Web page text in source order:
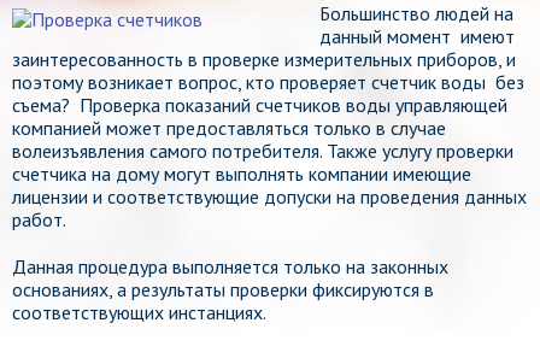
Большинство людей на
данный момент имеют
заинтересованность в проверке измерительных приборов, и
поэтому возникает вопрос, кто проверяет счетчик воды без
съема? Проверка показаний счетчиков воды управляющей
компанией может предоставляться только в случае
волеизъявления самого потребителя. Также услугу проверки
счетчика на дому могут выполнять компании имеющие
лицензии и соответствующие допуски на проведения данных
работ.
Данная процедура выполняется только на законных
основаниях, а результаты проверки фиксируются в
соответствующих инстанциях.